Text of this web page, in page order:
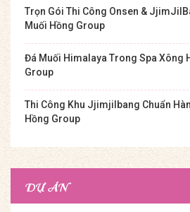
Trọn Gói Thi Công Onsen &
Muối Hồng Group
Đá Muối Himalaya Trong Spa Xông
Group
Thi Công Khu Jjimjilbang Chuẩn
Hồng Group
DỰ ÁN